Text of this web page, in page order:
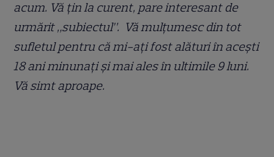
acum. Vă țin la curent, pare interesant de
urmărit „subiectul”. Vă mulțumesc din tot
sufletul pentru că mi-ați fost alături în acești
18 ani minunați și mai ales în ultimile 9 luni.
Vă simt aproape.